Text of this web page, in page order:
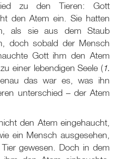
zu den Tieren: Gott
den Atem ein. Sie hatten
als sie aus dem Staub
doch sobald der Mensch
Gott ihm den Atem
einer lebendigen Seele (1.
das war es, was ihn
unterschied – der Atem
den Atem eingehaucht,
ein Mensch ausgesehen,
gewesen. Doch in dem